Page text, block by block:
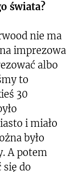
świata?
nie ma
imprezowa
albo
to
30
i miało
było
A potem
do